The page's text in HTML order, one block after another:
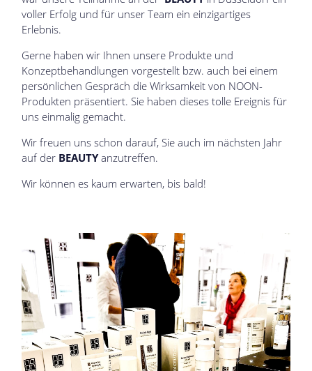
voller Erfolg und für unser Team ein einzigartiges
Erlebnis.
Gerne haben wir Ihnen unsere Produkte und
Konzeptbehandlungen vorgestellt bzw. auch bei einem
persönlichen Gespräch die Wirksamkeit von NOON-
Produkten präsentiert. Sie haben dieses tolle Ereignis für
uns einmalig gemacht.
Wir freuen uns schon darauf, Sie auch im nächsten Jahr
auf der BEAUTYanzutreffen.
Wir können es kaum erwarten, bis bald!